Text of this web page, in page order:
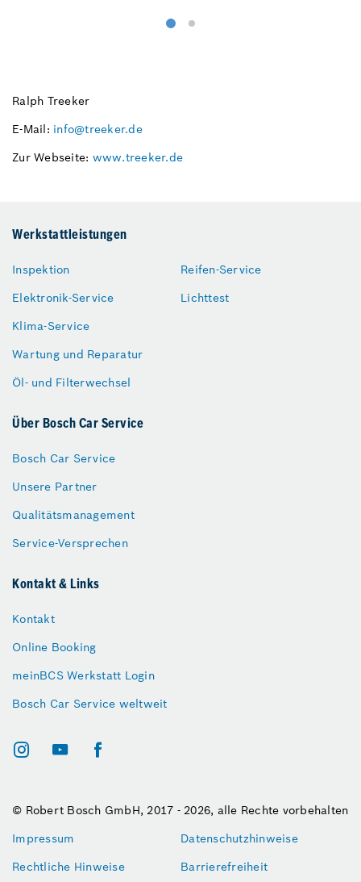
Ralph Treeker
E-Mail: info@treeker.de
Zur Webseite: www.treeker.de
Werkstattleistungen
Inspektion
Elektronik-Service
Klima-Service
Wartung und Reparatur
Öl- und Filterwechsel
Reifen-Service
Lichttest
Über Bosch Car Service
Bosch Car Service
Unsere Partner
Qualitätsmanagement
Service-Versprechen
Kontakt & Links
Kontakt
Online Booking
meinBCS Werkstatt Login
Bosch Car Service weltweit
© Robert Bosch GmbH, 2017 - 2026, alle Rechte vorbehalten
Impressum
Datenschutzhinweise
Rechtliche Hinweise
Barrierefreiheit